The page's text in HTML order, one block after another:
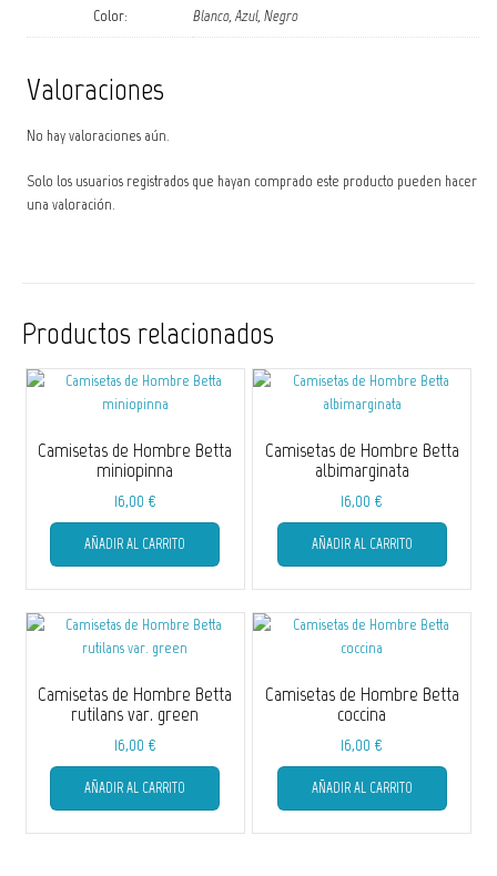
Color: Blanco, Azul, Negro
Valoraciones
No hay valoraciones aún.
Solo los usuarios registrados que hayan comprado este producto pueden hacer
una valoración.
Productos relacionados
Camisetas de Hombre Betta
miniopinna
16,00 €
AÑADIR AL CARRITO
Este
múltiples
variantes.
se
página
Camisetas de Hombre Betta
albimarginata
16,00 €
AÑADIR AL CARRITO
Este
tiene
múltiples
se
página
Camisetas de Hombre Betta
rutilans var. green
16,00 €
AÑADIR AL CARRITO
Este
múltiples
Camisetas de Hombre Betta
coccina
16,00 €
AÑADIR AL CARRITO
Este
tiene
múltiples